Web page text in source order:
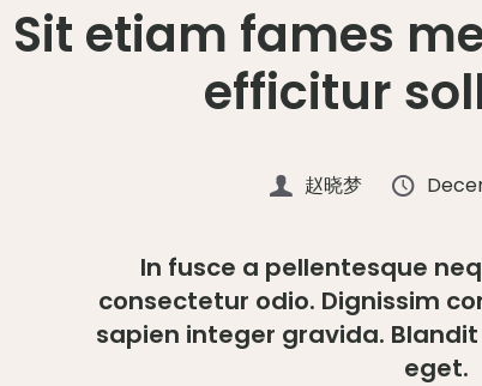
Sit etiam fames
efficitur
赵晓梦
In fusce a pellentesque
consectetur odio. Dignissim
sapien integer gravida.
eget.